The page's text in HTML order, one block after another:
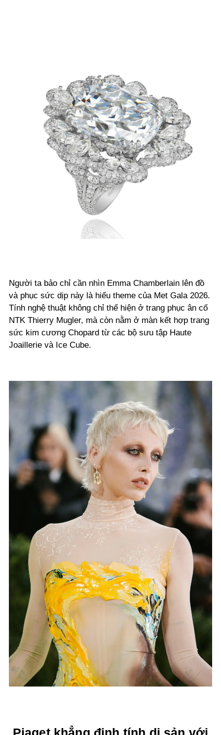
Người ta bảo chỉ cần nhìn Emma Chamberlain lên đồ
và phục sức dịp này là hiểu theme của Met Gala 2026.
Tính nghệ thuật không chỉ thể hiện ở trang phục ân cố
NTK Thierry Mugler, mà còn nằm ở màn kết hợp trang
sức kim cương Chopard từ các bộ sưu tập Haute
Joaillerie và Ice Cube.